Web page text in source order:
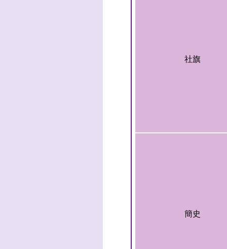
社旗
簡史